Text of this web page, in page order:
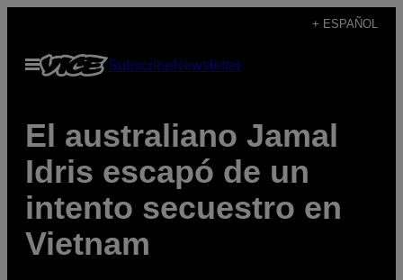
contenido
+ ESPAÑOL
Abrir
Menú
SubscribeNewsletter
El australiano Jamal
Idris escapó de un
intento secuestro en
Vietnam